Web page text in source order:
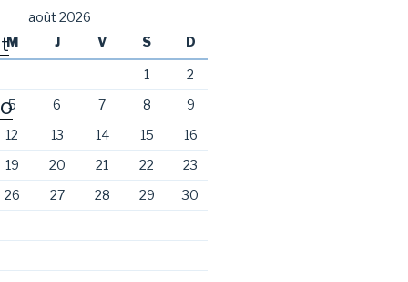
août 2026
M
J V S D
1
2
5
6 7 8
9
12
13 14 15
16
19
20 21 22
23
26
27 28 29 30